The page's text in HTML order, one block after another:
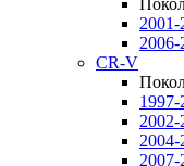
2001-
2006-
CR-V
1997-
2002-
2004-
2007-